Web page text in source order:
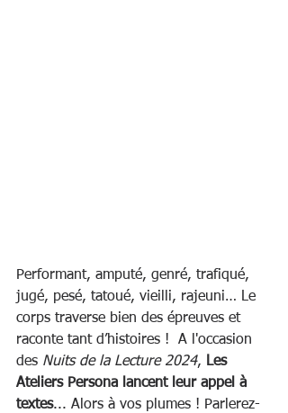
Performant, amputé, genré, trafiqué,
jugé, pesé, tatoué, vieilli, rajeuni… Le
corps traverse bien des épreuves et
raconte tant d’histoires !  A l'occasion
des Nuits de la Lecture 2024, Les
Ateliers Persona lancent leur appel à
textes... Alors à vos plumes ! Parlerez-